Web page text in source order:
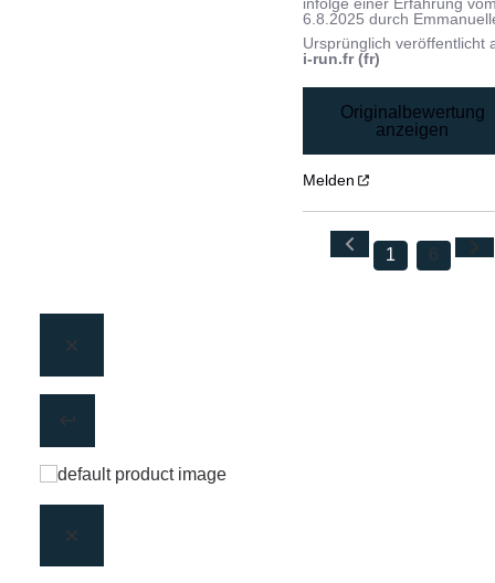
infolge einer Erfahrung
6.8.2025 durch
Ursprünglich veröffentlicht
i-run.fr (fr)
Originalbewertung
anzeigen
Melden
1 6